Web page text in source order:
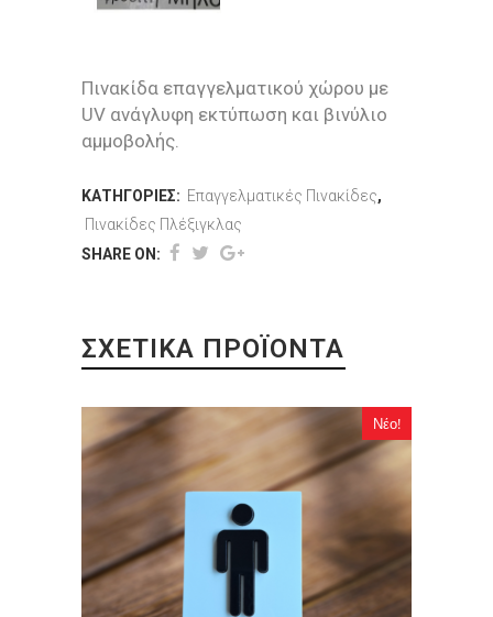
Πινακίδα επαγγελματικού χώρου με
UV ανάγλυφη εκτύπωση και βινύλιο
αμμοβολής.
ΚΑΤΗΓΟΡΊΕΣ: Επαγγελματικές Πινακίδες,
Πινακίδες Πλέξιγκλας
SHARE ON:
ΣΧΕΤΙΚΆ ΠΡΟΪΌΝΤΑ
Νέο!